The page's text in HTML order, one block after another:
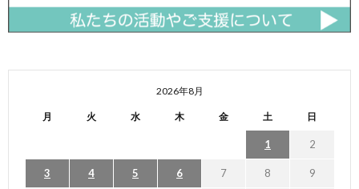
2026年8月
月 火 水 木 金 土 日
1 2
3 4 5 6 7 8 9